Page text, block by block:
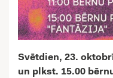
Svētdien, 23.
un plkst. 15.00